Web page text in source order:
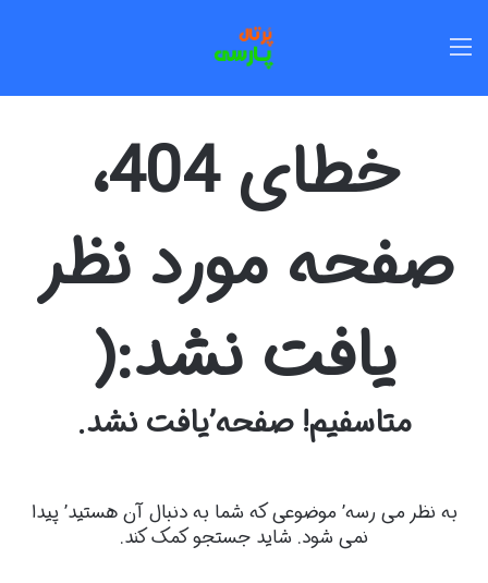
خطای 404،
صفحه مورد نظر
یافت نشد:(
متاسفیم! صفحه’یافت نشد.
به نظر می رسه’ موضوعی که شما به دنبال آن هستید’ پیدا
نمی شود. شاید جستجو کمک کند.